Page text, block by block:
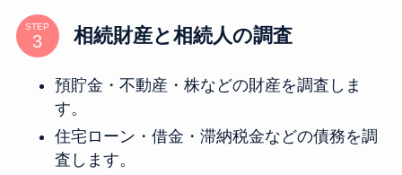
STEP 相続財産と相続人の調査
預貯金・不動産・株などの財産を調査しま
す。
住宅ローン・借金・滞納税金などの債務を調
査します。